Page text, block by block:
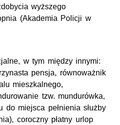
wyższego
(Akademia Policji w
w tym między innymi:
pensja, równoważnik
mieszkalnego,
tzw. mundurówka,
do miejsca pełnienia służby
coroczny płatny urlop